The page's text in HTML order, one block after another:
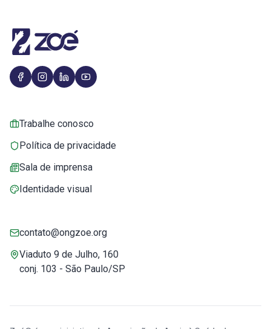
Trabalhe conosco
Política de privacidade
Sala de imprensa
Identidade visual
contato@ongzoe.org
Viaduto 9 de Julho, 160
conj. 103 - São Paulo/SP